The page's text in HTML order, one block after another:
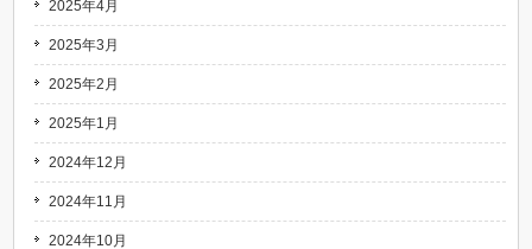
2025年4月
2025年3月
2025年2月
2025年1月
2024年12月
2024年11月
2024年10月